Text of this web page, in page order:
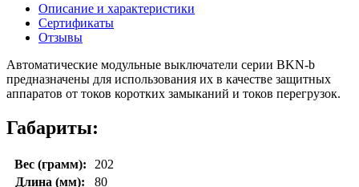
Описание и характеристики
Сертификаты
Отзывы
Автоматические модульные выключатели серии BKN-b
предназначены для использования их в качестве защитных
аппаратов от токов коротких замыканий и токов перегрузок.
Габариты:
Вес (грамм):
202
Длина (мм):
80